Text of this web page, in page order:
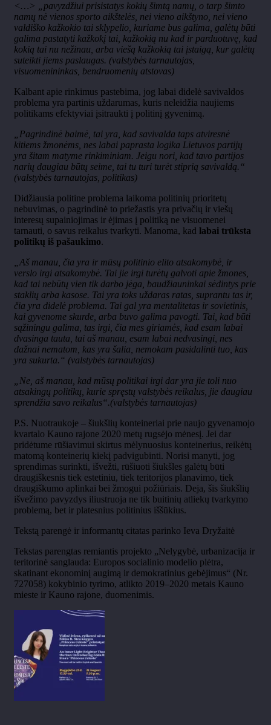
<…> „pavyzdžiui prisistatys kokių šimtą namų, o tarp šimto
namų nė vienos sporto aikštelės, nei vieno aikštyno, nei vieno
valdiško kažkokio tai sklypelio, kuriame bus galima, galėtų būti
galima pastatyti kažkokį tai, kažkokią nu kad ir parduotuvę, kad
kokią tai nu nežinau, arba viešą kažkokią tai įstaigą, kur galėtų
suteikti jiems paslaugas. (valstybės tarnautojas,
visuomenininkas, bendruomenių atstovas)
Kalbant apie rinkimus pastebima, jog labai didelė savivaldos
problema yra partinis uždarumas, kuris neleidžia naujiems
politikams efektyviai įsitraukti į politinį gyvenimą.
„Pagrindinė baimė, tai yra, kad savivalda taps atviresnė
kitiems žmonėms, nes labai paprasta logika Lietuvos partijų
yra šitam matyme rinkiminiam. Jeigu nori, kad tavo partijos
narių daugiau būtų seime, tai tu turi turėt stiprią savivaldą.“
(valstybės tarnautojas, politikas)
Didžiausia politine problema laikoma politinių prioritetų
nebuvimas, o pagrindinė to priežastis yra privačių ir viešų
interesų supainiojimas ir ėjimas į politiką ne visuomenei
tarnauti, o savus reikalus tvarkyti. Manoma, kad labai trūksta
politikų iš pašaukimo.
„Aš manau, čia yra ir mūsų politinio elito atsakomybė, ir
verslo irgi atsakomybė. Tai jie irgi turėtų galvoti apie žmones,
kad tai nebūtų vien tik darbo jėga, baudžiauninkai sėdintys prie
staklių arba kasose. Tai yra toks uždaras ratas, suprantu tas ir,
čia yra didelė problema. Tai gal yra mentalitetas ir sovietinis,
kai gyvenome skurde, arba buvo galima pavogti. Tai, kad būti
sąžiningu galima, tas irgi, čia mes giriamės, kad esam labai
dvasinga tauta, tai aš manau, esam labai nedvasingi, nes
dažnai nematom, kas yra šalia, nemokam pasidalinti tuo, kas
yra sukurta.“ (valstybės tarnautojas)
„Ne, aš manau, kad mūsų politikai irgi dar yra jie toli nuo
atsakingų politikų, kurie spręstų valstybės reikalus, jie daugiau
sprendžia savo reikalus“.(valstybės tarnautojas)
P.S. Nuotraukoje – šiukšlių konteineriai prie naujo gyvenamojo
kvartalo Kauno rajone 2020 metų rugsėjo mėnesį. Jei dar
pridėtume rūšiavimui skirtus mėlynuosius konteinerius, reikėtų
matomą konteinerių kiekį padvigubinti. Norisi manyti, jog
sprendimas surinkti, išvežti, rūšiuoti šiukšles galėtų būti
draugiškesnis tiek estetiniu, tiek teritorijos planavimo, tiek
draugiškumo aplinkai bei žmogui požiūriais. Deja, šis šiukšlių
išvežimo pavyzdys iliustruoja ne tik buitinių atliekų tvarkymo
problemą, bet ir platesnius politinius iššūkius.
Tekstą parengė ir informantų citatas parinko Ieva Dryžaitė
Tekstas parengtas remiantis projekto „Nelygybė, urbanizacija ir
teritorinė sanglauda: Europos socialinio modelio plėtra,
skatinant ekonominį augimą ir demokratinius gebėjimus“ (Nr.
727058) kokybinio tyrimo, atlikto 2019–2020 metais Kauno
mieste ir Kauno rajone, duomenimis.